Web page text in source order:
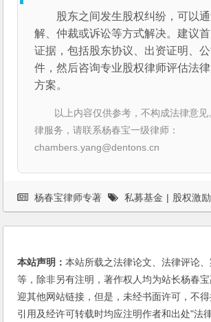
股东之间发生股权纠纷，可以
解、仲裁或诉讼等方式解决。建议
证据，包括股东协议、出资证明、
件，然后咨询专业股权律师评估法
方案。
以上内容仅供参考，不构成法律意
律服务，请联系杨春宝一级律师：
chambers.yang@dentons.cn
杨春宝律师专著 私募基金 | 股权激励
本站声明：本站所载之法律论文、法律评论
等，除非另有注明，著作权人均为站长杨春
迎其他网站链接，但是，未经书面许可，不得
引用及经许可转载时均应注明作者和出处"法